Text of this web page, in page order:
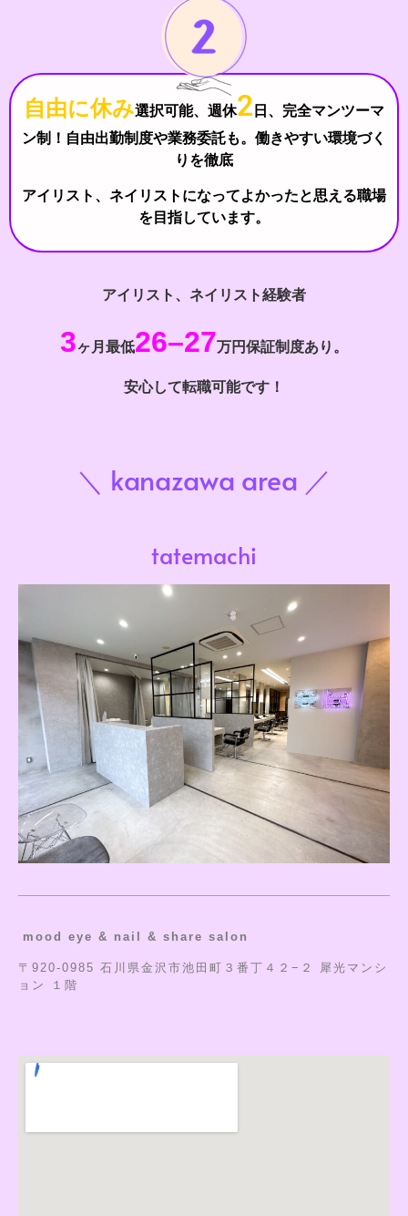
自由に休み選択可能、週休2 日、完全マンツーマ
ン制！自由出勤制度や業務委託も。働きやすい環境づく
りを徹底
アイリスト、ネイリストになってよかったと思える職場
を目指しています。
アイリスト、ネイリスト経験者
3ヶ月最低26–27万円保証制度あり。
安心して転職可能です！
＼ kanazawa area ／
tatemachi
mood eye & nail & share salon
〒920-0985 石川県金沢市池田町３番丁４２−２ 犀光マンシ
ョン １階